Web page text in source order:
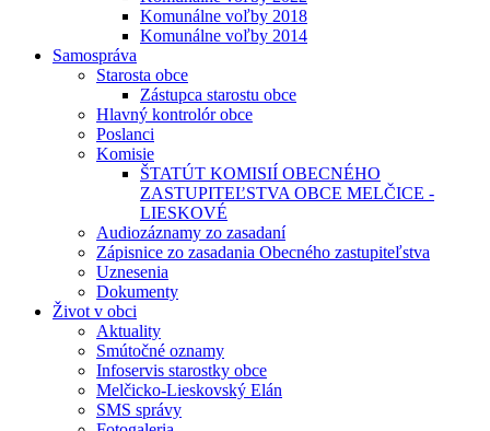
Komunálne voľby 2018
Komunálne voľby 2014
Samospráva
Starosta obce
Zástupca starostu obce
Hlavný kontrolór obce
Poslanci
Komisie
ŠTATÚT KOMISIÍ OBECNÉHO
ZASTUPITEĽSTVA OBCE MELČICE -
LIESKOVÉ
Audiozáznamy zo zasadaní
Zápisnice zo zasadania Obecného zastupiteľstva
Uznesenia
Dokumenty
Život v obci
Aktuality
Smútočné oznamy
Infoservis starostky obce
Melčicko-Lieskovský Elán
SMS správy